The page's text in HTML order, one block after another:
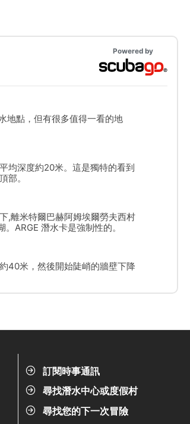
Powered by
地點，但有很多值得一看的地
均深度約20米。這是獨特的看到
部。
,離米特爾巴赫阿姆埃爾勞夫西村
ARGE 潛水卡是強制性的。
40米，然後開始陡峭的牆壁下降
訂閱時事通訊
尋找潛水中心或度假村
尋找您的下一次冒險